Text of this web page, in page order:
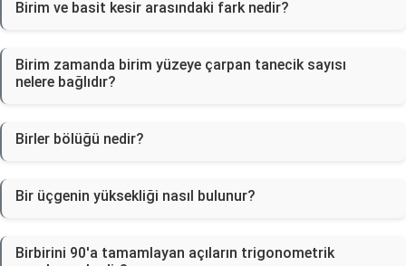
Birim ve basit kesir arasındaki fark nedir?
Birim zamanda birim yüzeye çarpan tanecik sayısı
nelere bağlıdır?
Birler bölüğü nedir?
Bir üçgenin yüksekliği nasıl bulunur?
Birbirini 90'a tamamlayan açıların trigonometrik